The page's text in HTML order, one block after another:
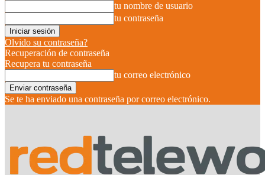
tu nombre de usuario
tu contraseña
Olvido su contraseña?
Recuperación de contraseña
Recupera tu contraseña
tu correo electrónico
Se te ha enviado una contraseña por correo electrónico.